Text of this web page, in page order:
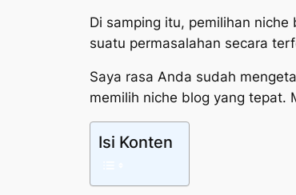
Di samping itu, pemilihan
suatu permasalahan secara
Saya rasa Anda sudah
memilih niche blog yang tepat.
Isi Konten